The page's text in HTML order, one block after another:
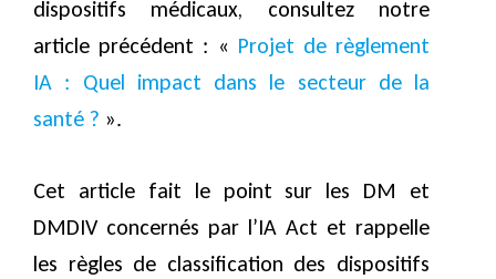
dispositifs médicaux, consultez notre
article précédent : « Projet de règlement
IA : Quel impact dans le secteur de la
santé ? ».
Cet article fait le point sur les DM et
DMDIV concernés par l’IA Act et rappelle
les règles de classification des dispositifs